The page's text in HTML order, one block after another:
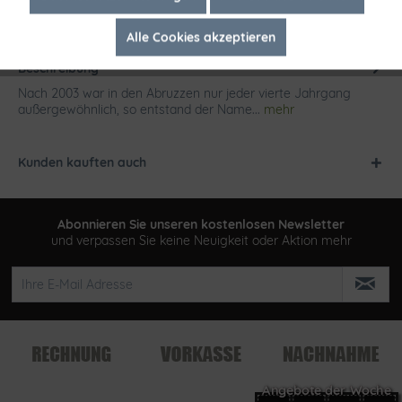
Beschreibung
Nach 2003 war in den Abruzzen nur jeder vierte Jahrgang
außergewöhnlich, so entstand der Name... mehr
Kunden kauften auch
Abonnieren Sie unseren kostenlosen Newsletter
und verpassen Sie keine Neuigkeit oder Aktion mehr
Alle Cookies akzeptieren